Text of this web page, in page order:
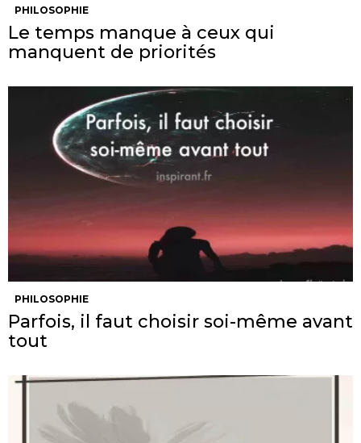
PHILOSOPHIE
Le temps manque à ceux qui
manquent de priorités
PHILOSOPHIE
Parfois, il faut choisir soi-même avant
tout